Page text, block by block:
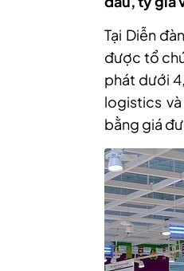
Tại Diễn
được tổ
phát dưới
logistics
bằng giá